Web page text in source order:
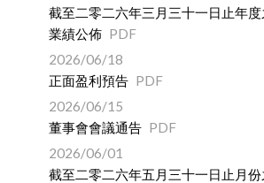
截至二零二六年三月三十一日止年
業績公佈 PDF
2026/06/18
正面盈利預告 PDF
2026/06/15
董事會會議通告 PDF
2026/06/01
截至二零二六年五月三十一日止月